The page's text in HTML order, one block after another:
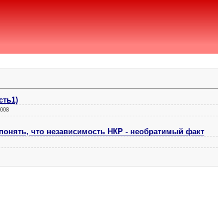
что независимость НКР - необратимый факт